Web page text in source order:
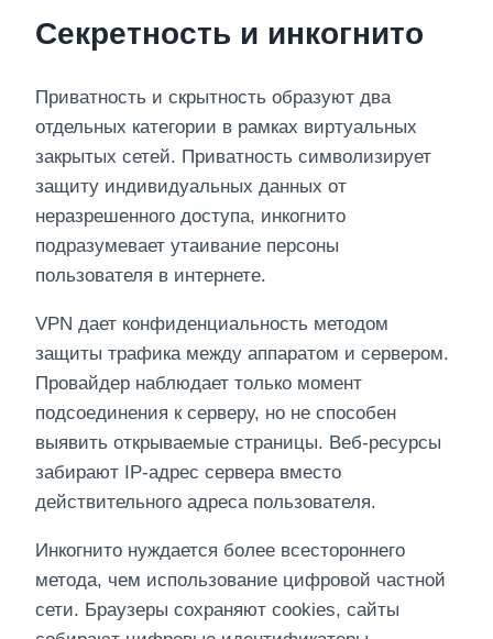
Секретность и инкогнито
Приватность и скрытность образуют два
отдельных категории в рамках виртуальных
закрытых сетей. Приватность символизирует
защиту индивидуальных данных от
неразрешенного доступа, инкогнито
подразумевает утаивание персоны
пользователя в интернете.
VPN дает конфиденциальность методом
защиты трафика между аппаратом и сервером.
Провайдер наблюдает только момент
подсоединения к серверу, но не способен
выявить открываемые страницы. Веб-ресурсы
забирают IP-адрес сервера вместо
действительного адреса пользователя.
Инкогнито нуждается более всестороннего
метода, чем использование цифровой частной
сети. Браузеры сохраняют cookies, сайты